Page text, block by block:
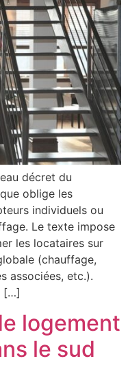
décret du
oblige les
individuels ou
Le texte impose
les locataires sur
(chauffage,
associées, etc.).
[…]
logement
le sud